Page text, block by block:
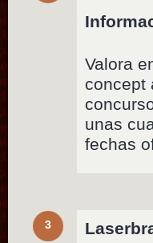
Valora
concept
unas
fechas
3